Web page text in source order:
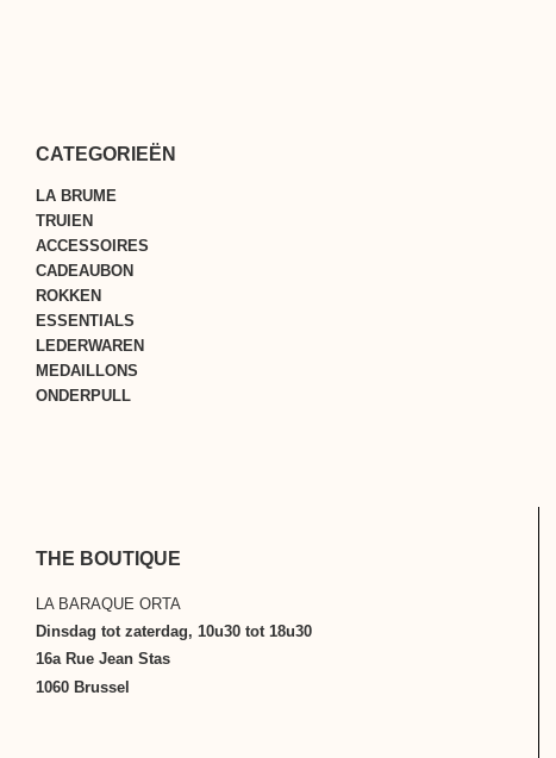
CATEGORIEËN
LA BRUME
TRUIEN
ACCESSOIRES
CADEAUBON
ROKKEN
ESSENTIALS
LEDERWAREN
MEDAILLONS
ONDERPULL
THE BOUTIQUE
LA BARAQUE ORTA
Dinsdag tot zaterdag, 10u30 tot 18u30
16a Rue Jean Stas
1060 Brussel